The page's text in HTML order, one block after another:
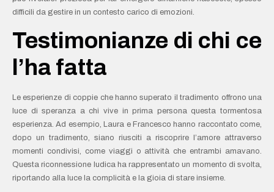
difficili da gestire in un contesto carico di emozioni.
Testimonianze di chi ce
l’ha fatta
Le esperienze di coppie che hanno superato il tradimento offrono una
luce di speranza a chi vive in prima persona questa tormentosa
esperienza. Ad esempio, Laura e Francesco hanno raccontato come,
dopo un tradimento, siano riusciti a riscoprire l’amore attraverso
momenti condivisi, come viaggi o attività che entrambi amavano.
Questa riconnessione ludica ha rappresentato un momento di svolta,
riportando alla luce la complicità e la gioia di stare insieme.